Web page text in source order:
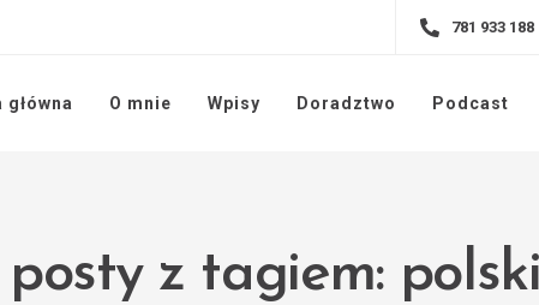
781 933 188
O mnie Wpisy Doradztwo Podcast
z tagiem: